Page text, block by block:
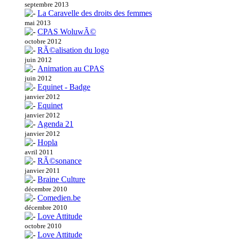
septembre 2013
La Caravelle des droits des femmes
mai 2013
CPAS WoluwÃ©
octobre 2012
RÃ©alisation du logo
juin 2012
Animation au CPAS
juin 2012
Equinet - Badge
janvier 2012
Equinet
janvier 2012
Agenda 21
janvier 2012
Hopla
avril 2011
RÃ©sonance
janvier 2011
Braine Culture
décembre 2010
Comedien.be
décembre 2010
Love Attitude
octobre 2010
Love Attitude